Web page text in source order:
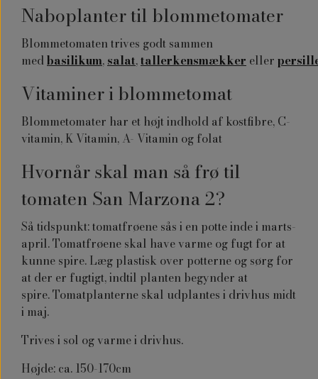
Naboplanter til blommetomater
Blommetomaten trives godt sammen
med basilikum, salat,tallerkensmækker eller
Vitaminer i blommetomat
Blommetomater har et højt indhold af kostfibre, C-
vitamin, K Vitamin, A- Vitamin og folat
Hvornår skal man så frø til
tomaten San Marzona 2?
Så tidspunkt: tomatfrøene sås i en potte inde i marts-
april.Tomatfrøene skal have varme og fugt for at
kunne spire. Læg plastisk over potterne og sørg for
at der er fugtigt, indtil planten begynder at
spire.Tomatplanterne skal udplantes i drivhus midt
i maj.
Trives i sol og varme i drivhus.
Højde: ca. 150-170cm